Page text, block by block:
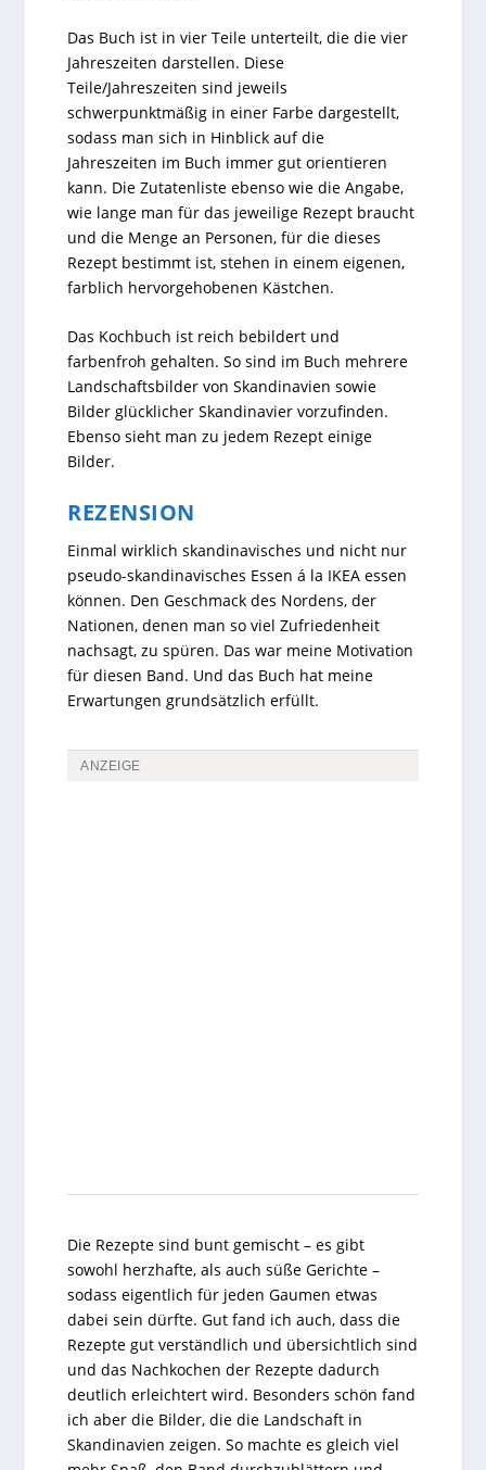
Das Buch ist in vier Teile unterteilt, die die vier
Jahreszeiten darstellen. Diese
Teile/Jahreszeiten sind jeweils
schwerpunktmäßig in einer Farbe dargestellt,
sodass man sich in Hinblick auf die
Jahreszeiten im Buch immer gut orientieren
kann. Die Zutatenliste ebenso wie die Angabe,
wie lange man für das jeweilige Rezept braucht
und die Menge an Personen, für die dieses
Rezept bestimmt ist, stehen in einem eigenen,
farblich hervorgehobenen Kästchen.
Das Kochbuch ist reich bebildert und
farbenfroh gehalten. So sind im Buch mehrere
Landschaftsbilder von Skandinavien sowie
Bilder glücklicher Skandinavier vorzufinden.
Ebenso sieht man zu jedem Rezept einige
Bilder.
REZENSION
Einmal wirklich skandinavisches und nicht nur
pseudo-skandinavisches Essen á la IKEA essen
können. Den Geschmack des Nordens, der
Nationen, denen man so viel Zufriedenheit
nachsagt, zu spüren. Das war meine Motivation
für diesen Band. Und das Buch hat meine
Erwartungen grundsätzlich erfüllt.
ANZEIGE
Die Rezepte sind bunt gemischt – es gibt
sowohl herzhafte, als auch süße Gerichte –
sodass eigentlich für jeden Gaumen etwas
dabei sein dürfte. Gut fand ich auch, dass die
Rezepte gut verständlich und übersichtlich sind
und das Nachkochen der Rezepte dadurch
deutlich erleichtert wird. Besonders schön fand
ich aber die Bilder, die die Landschaft in
Skandinavien zeigen. So machte es gleich viel